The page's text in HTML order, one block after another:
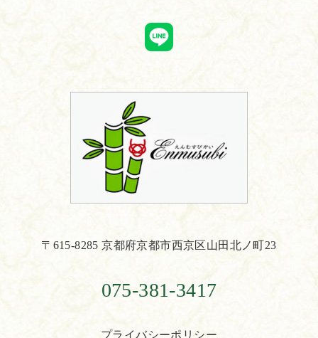
〒615-8285 京都府京都市西京区山田北ノ町23
075-381-3417
プライバシーポリシー